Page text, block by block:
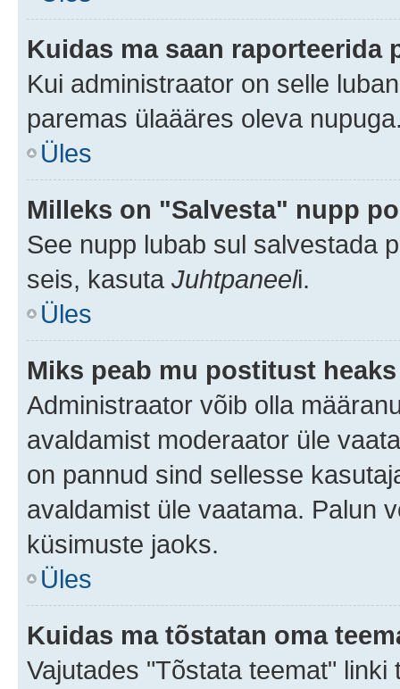
Kuidas ma saan raporteerida
Kui administraator on selle
paremas ülaääres oleva
Üles
Milleks on "Salvesta" nupp
See nupp lubab sul salvestada
seis, kasuta Juhtpaneeli.
Üles
Miks peab mu postitust
Administraator võib olla
avaldamist moderaator üle
on pannud sind sellesse
avaldamist üle vaatama. Palun
küsimuste jaoks.
Üles
Kuidas ma tõstatan oma
Vajutades "Tõstata teemat"